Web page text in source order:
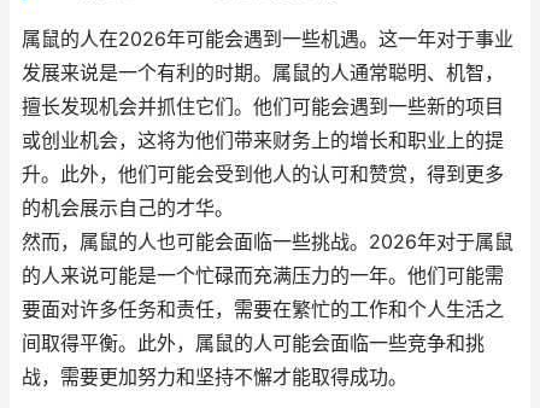
属鼠的人在2026年可能会遇到一些机遇。这一年对于事业
发展来说是一个有利的时期。属鼠的人通常聪明、机智，
擅长发现机会并抓住它们。他们可能会遇到一些新的项目
或创业机会，这将为他们带来财务上的增长和职业上的提
升。此外，他们可能会受到他人的认可和赞赏，得到更多
的机会展示自己的才华。
然而，属鼠的人也可能会面临一些挑战。2026年对于属鼠
的人来说可能是一个忙碌而充满压力的一年。他们可能需
要面对许多任务和责任，需要在繁忙的工作和个人生活之
间取得平衡。此外，属鼠的人可能会面临一些竞争和挑
战，需要更加努力和坚持不懈才能取得成功。